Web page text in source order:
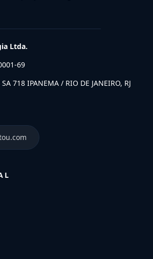
Ltda.
69
718 IPANEMA / RIO DE JANEIRO, RJ